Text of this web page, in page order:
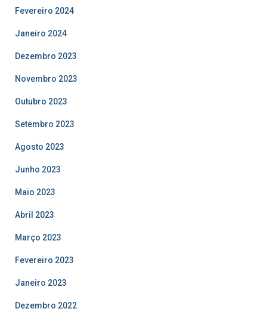
Fevereiro 2024
Janeiro 2024
Dezembro 2023
Novembro 2023
Outubro 2023
Setembro 2023
Agosto 2023
Junho 2023
Maio 2023
Abril 2023
Março 2023
Fevereiro 2023
Janeiro 2023
Dezembro 2022